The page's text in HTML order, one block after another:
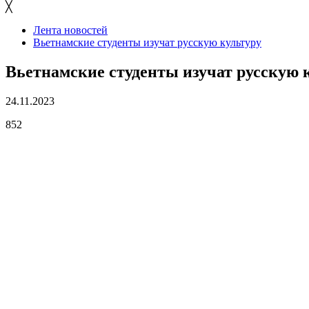
╳
Лента новостей
Вьетнамские студенты изучат русскую культуру
Вьетнамские студенты изучат русскую
24.11.2023
852